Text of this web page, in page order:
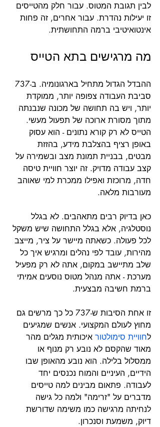
לבין תגובת המטוס. עבור חלק מהטייסים
זו יעילות נהדרת. עבור אחרים, זה פחות
אינטואיטיבי ברמה התחושתית.
מה מרגישים בתא הטייס
סביבת העבודה צפופה יותר, ממוקדת
יותר, ויש בה תחושה של מכונה שנבנתה
מתוך מסורת ארוכה של תפעול מעשי.
הטייס לא רק קורא נתונים - הוא עסוק
באופן רציף בהצלבת מידע, בהזזת
מבטים, בבניית תמונת מצב ובשמירה על
קצב עבודה מדויק. זה יוצר חוויית טיסה
חדה, מרוכזת ואפילו ממכרת למי שאוהב
מעורבות מלאה.
כאן בדיוק רבים מתאהבים. לא בגלל
נוסטלגיה, אלא בגלל התחושה שיש משקל
לכל פעולה. כשאתה מיישר על ציר, מייצב
מהירות, עובד לפי נהלים ומרגיש איך כל
שלב מתיישב במקום, אתה לא רק מפעיל
מערכת - אתה מנהל מטוס נוסעים אמיתי
ברמת חשיבה מבצעית.
זו אחת הסיבות ש-737 כל כך מרשים גם
מחוץ לעולם המקצועי. אנשים שמגיעים
לחוויית סימולטור איכותית מגלים מהר
מאוד שהקסם לא נובע רק מנוף או
ממסלול בלילה. הוא נובע מהאופן שבו
הידיים, העיניים והמוח נכנסים יחד
לעבודה. פתאום מבינים למה טייסים
מדברים על "זרימה" ולמה כל גישה
לנחיתה מרגישה כמו משימה שדורשת
דיוק, משמעת וסנכרון.